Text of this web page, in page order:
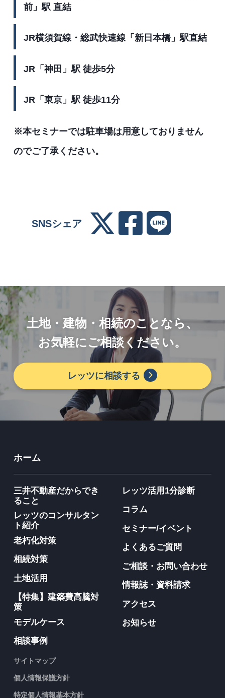
前」駅 直結
JR横須賀線・総武快速線「新日本橋」駅直結
JR「神田」駅 徒歩5分
JR「東京」駅 徒歩11分
※本セミナーでは駐車場は用意しておりません
のでご了承ください。
SNSシェア
土地・建物・相続のことなら、
お気軽にご相談ください。
レッツに相談する
ホーム
三井不動産だからでき
ること
レッツのコンサルタン
ト紹介
老朽化対策
相続対策
土地活用
【特集】建築費高騰対
策
モデルケース
相談事例
レッツ活用1分診断
コラム
セミナー/イベント
よくあるご質問
ご相談・お問い合わせ
情報誌・資料請求
アクセス
お知らせ
サイトマップ
個人情報保護方針
特定個人情報基本方針